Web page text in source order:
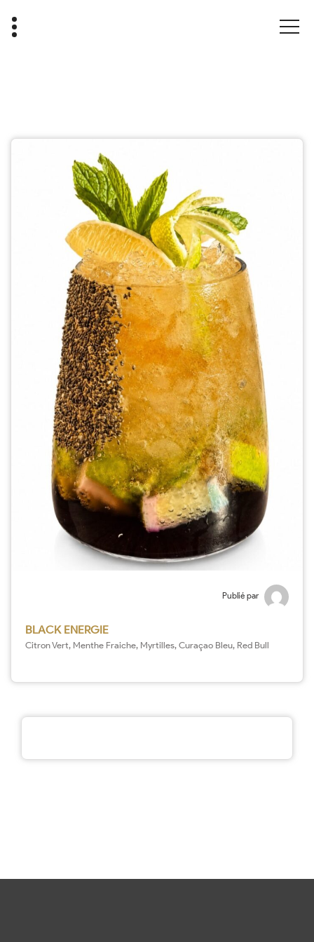
Publié par
BLACK ENERGIE
Citron Vert, Menthe Fraiche, Myrtilles, Curaçao Bleu, Red Bull